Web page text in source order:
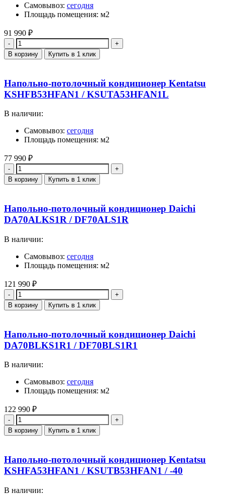
Самовывоз: сегодня
Площадь помещения: м2
91 990 ₽
Количество
В корзину Купить в 1 клик
Напольно-потолочный кондиционер Kentatsu
KSHFB53HFAN1 / KSUTA53HFAN1L
В наличии:
Самовывоз: сегодня
Площадь помещения: м2
77 990 ₽
Количество
В корзину Купить в 1 клик
Напольно-потолочный кондиционер Daichi
DA70ALKS1R / DF70ALS1R
В наличии:
Самовывоз: сегодня
Площадь помещения: м2
121 990 ₽
Количество
В корзину Купить в 1 клик
Напольно-потолочный кондиционер Daichi
DA70BLKS1R1 / DF70BLS1R1
В наличии:
Самовывоз: сегодня
Площадь помещения: м2
122 990 ₽
Количество
В корзину Купить в 1 клик
Напольно-потолочный кондиционер Kentatsu
KSHFA53HFAN1 / KSUTB53HFAN1 / -40
В наличии: